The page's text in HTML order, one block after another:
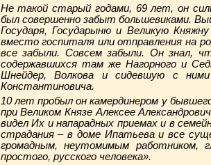
Не такой старый годами, 69 лет, он
был совершенно забыт большевиками.
Государя, Государыню и Великую
вместо госпиталя или отправления на
все забыли. Совсем забыли. Он знал,
содержавшихся там же Нагорного и
Шнейдер, Волкова и сидевшую с
Константиновича.
10 лет пробыл он камердинером у
при Великом Князе Алексее
видел Их и напарадных приемах и в
страдания – в доме Ипатьева и все
громадным, неутомимым работником,
простого, русского человека».